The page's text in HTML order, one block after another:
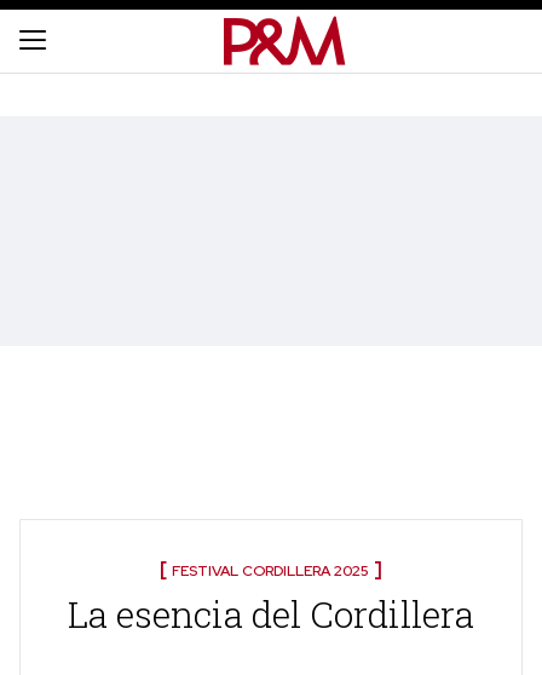
FESTIVAL CORDILLERA 2025
La esencia del Cordillera